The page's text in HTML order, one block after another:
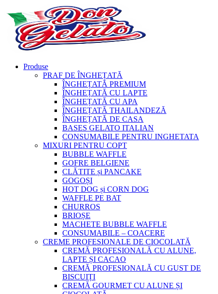
Produse
PRAF DE ÎNGHEȚATĂ
ÎNGHEȚATĂ PREMIUM
ÎNGHEȚATĂ CU LAPTE
ÎNGHEȚATĂ CU APA
ÎNGHEȚATĂ THAILANDEZĂ
ÎNGHEȚATĂ DE CASA
BASES GELATO ITALIAN
CONSUMABILE PENTRU INGHETATA
MIXURI PENTRU COPT
BUBBLE WAFFLE
GOFRE BELGIENE
CLĂTITE și PANCAKE
GOGOȘI
HOT DOG și CORN DOG
WAFFLE PE BAT
CHURROS
BRIOȘE
MACHETE BUBBLE WAFFLE
CONSUMABILE – COACERE
CREME PROFESIONALE DE CIOCOLATĂ
CREMĂ PROFESIONALĂ CU ALUNE,
LAPTE ȘI CACAO
CREMĂ PROFESIONALĂ CU GUST DE
BISCUIȚI
CREMĂ GOURMET CU ALUNE ȘI